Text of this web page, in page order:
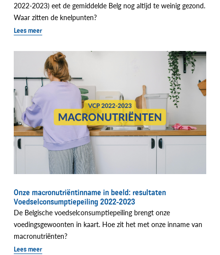
2022-2023) eet de gemiddelde Belg nog altijd te weinig gezond.
Waar zitten de knelpunten?
Lees meer
Onze macronutriëntinname in beeld: resultaten
Voedselconsumptiepeiling 2022-2023
De Belgische voedselconsumptiepeiling brengt onze
voedingsgewoonten in kaart. Hoe zit het met onze inname van
macronutriënten?
Lees meer